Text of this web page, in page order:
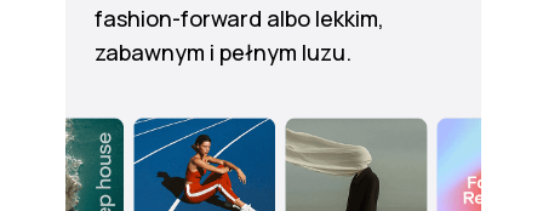
fashion-forward albo lekkim,
zabawnym i pełnym luzu.